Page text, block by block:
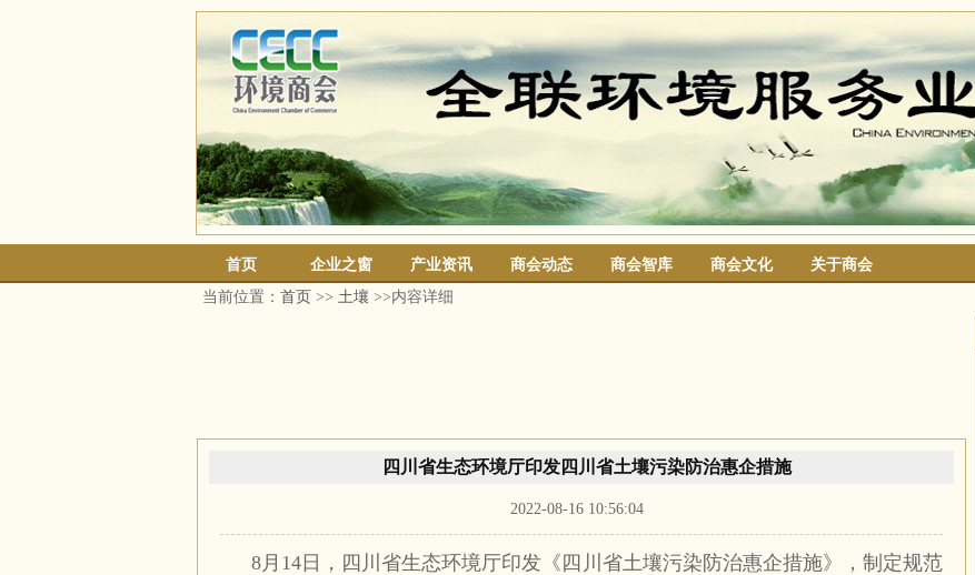
首页 企业之窗 产业资讯 商会动态 商会智库 商会文化 关于商会
当前位置： 首页 >> 土壤 >>内容详细
四川省生态环境厅印发四川省土壤污染防治惠企措施
2022-08-16 10:56:04
8月14日， 四川省生态环境厅印发《四川省土壤污染防治惠企措施》，制定规范